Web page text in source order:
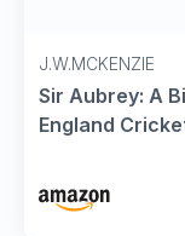
J.W.MCKENZIE
Sir Aubrey: A
England